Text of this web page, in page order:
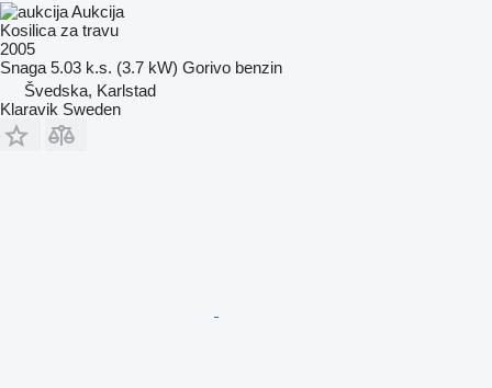
Aukcija
Kosilica za travu
2005
Snaga 5.03 k.s. (3.7 kW) Gorivo benzin
Švedska, Karlstad
Klaravik Sweden